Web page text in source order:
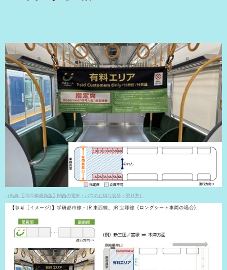
（出典 【2025年最新版】関西の電車・バスのお得な切符・乗り方）